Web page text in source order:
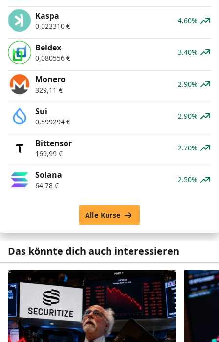
Kaspa
0,023310 €
4.60%
Beldex
0,080556 €
3.40%
Monero
329,11 €
2.90%
Sui
0,599294 €
2.90%
Bittensor
169,99 €
2.70%
Solana
64,78 €
2.50%
Alle Kurse
Das könnte dich auch interessieren